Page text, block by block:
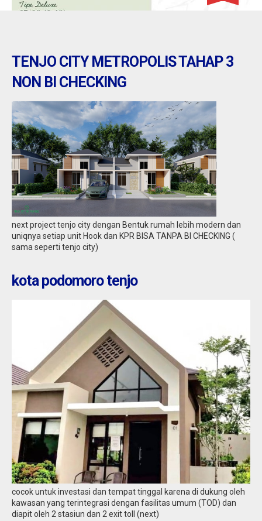
tenjo : kota podomoro tenjo
Jual 271.502.001
TENJO CITY METROPOLIS TAHAP 3
NON BI CHECKING
next project tenjo city dengan Bentuk rumah lebih modern dan
uniqnya setiap unit Hook dan KPR BISA TANPA BI CHECKING (
sama seperti tenjo city)
kota podomoro tenjo
cocok untuk investasi dan tempat tinggal karena di dukung oleh
kawasan yang terintegrasi dengan fasilitas umum (TOD) dan
diapit oleh 2 stasiun dan 2 exit toll (next)